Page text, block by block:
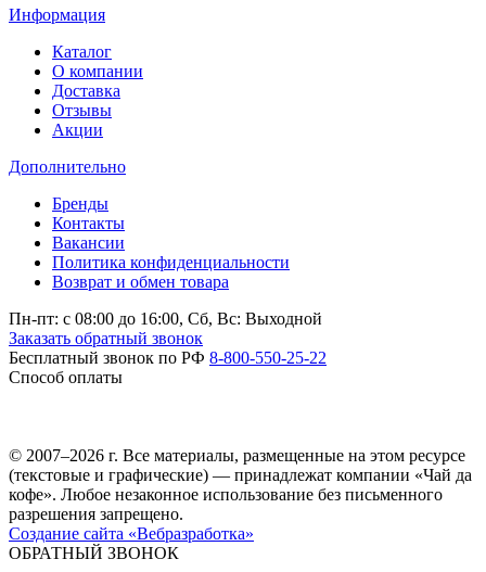
Информация
Каталог
О компании
Доставка
Отзывы
Акции
Дополнительно
Бренды
Контакты
Вакансии
Политика конфиденциальности
Возврат и обмен товара
Пн-пт: c 08:00 до 16:00, Сб, Вс: Выходной
Заказать обратный звонок
Бесплатный звонок по РФ 8-800-550-25-22
Способ оплаты
© 2007–2026 г. Все материалы, размещенные на этом ресурсе
(текстовые и графические) — принадлежат компании «Чай да
кофе». Любое незаконное использование без письменного
разрешения запрещено.
Создание сайта «Вебразработка»
ОБРАТНЫЙ ЗВОНОК